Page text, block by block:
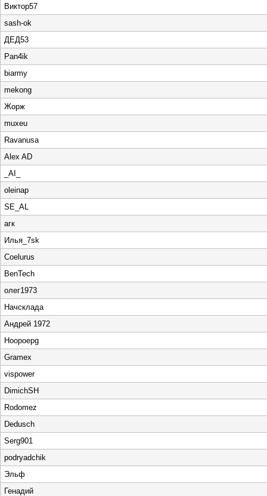
Виктор57
sash-ok
ДЕД53
Pan4ik
biarmy
mekong
Жорж
muxeu
Ravanusa
Alex AD
_AI_
oleinap
SE_AL
агк
Илья_7sk
Coelurus
BenTech
олег1973
Начсклада
Андрей 1972
Hoopoepg
Gramex
vispower
DimichSH
Rodomez
Dedusch
Serg901
podryadchik
Эльф
Генадий